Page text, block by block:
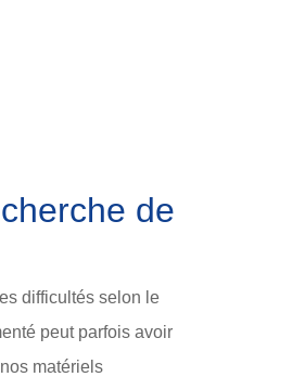
de
difficultés selon le
peut parfois avoir
matériels